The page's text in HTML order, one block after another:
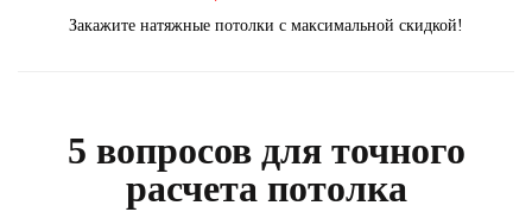
Закажите натяжные потолки с максимальной скидкой!
5 вопросов для точного
расчета потолка